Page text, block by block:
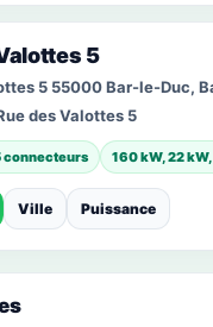
5
5 55000 Bar-le-Duc,
des Valottes 5
connecteurs 160 kW, 22
Ville Puissance